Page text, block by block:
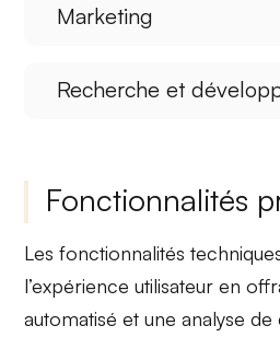
Marketing
Recherche et
Fonctionnalités
Les fonctionnalités
l’expérience utilisateur en
automatisé et uneanalyse de